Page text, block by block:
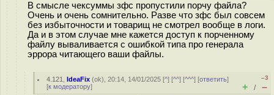
В смысле чексуммы зфс пропустили порчу файла?
Очень и очень сомнительно. Разве что зфс был совсем
без избыточности и товарищ не смотрел вообще в логи.
Да и в этом случае мне кажется доступ к порченному
файлу вываливается с ошибкой типа про генерала
эррора читающего ваши файлы.
4.121 ,IdeaFix (ok), 20:14, 14/01/2025 [^] [^^] [^^^] [ответить]
[к модератору]
–3
+ / –